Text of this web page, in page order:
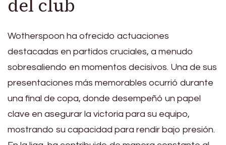
del club
Wotherspoon ha ofrecido actuaciones
destacadas en partidos cruciales, a menudo
sobresaliendo en momentos decisivos. Una de sus
presentaciones más memorables ocurrió durante
una final de copa, donde desempeñó un papel
clave en asegurar la victoria para su equipo,
mostrando su capacidad para rendir bajo presión.